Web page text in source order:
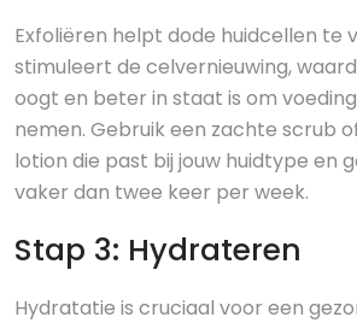
Exfoliëren helpt dode huidcellen te
stimuleert de celvernieuwing,
oogt en beter in staat is om
nemen. Gebruik een zachte scrub
lotion die past bij jouw huidtype en
vaker dan twee keer per week.
Stap 3: Hydrateren
Hydratatie is cruciaal voor een